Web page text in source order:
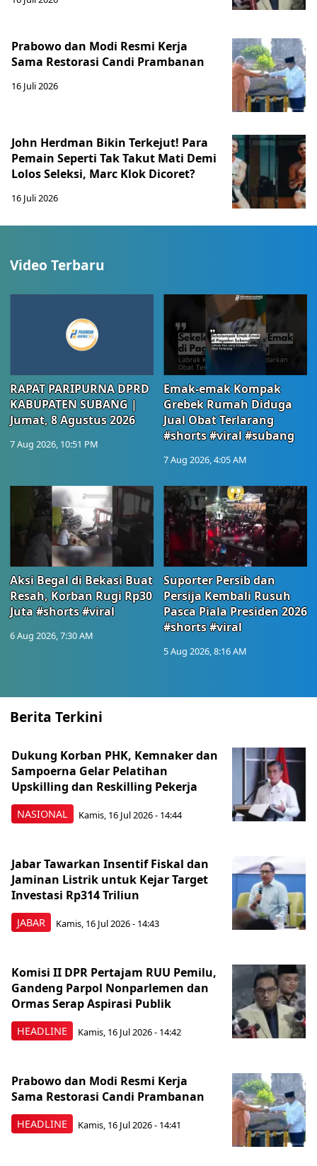
Prabowo dan Modi Resmi Kerja
Sama Restorasi Candi Prambanan
16 Juli 2026
John Herdman Bikin Terkejut! Para
Pemain Seperti Tak Takut Mati Demi
Lolos Seleksi, Marc Klok Dicoret?
16 Juli 2026
Video Terbaru
RAPAT PARIPURNA DPRD
KABUPATEN SUBANG |
Jumat, 8 Agustus 2026
7 Aug 2026, 10:51 PM
Emak-emak Kompak
Grebek Rumah Diduga
Jual Obat Terlarang
#shorts #viral #subang
7 Aug 2026, 4:05 AM
Aksi Begal di Bekasi Buat
Resah, Korban Rugi Rp30
Juta #shorts #viral
6 Aug 2026, 7:30 AM
Suporter Persib dan
Persija Kembali Rusuh
Pasca Piala Presiden 2026
#shorts #viral
5 Aug 2026, 8:16 AM
Berita Terkini
NASIONAL
Dukung Korban PHK, Kemnaker dan
Sampoerna Gelar Pelatihan
Upskilling dan Reskilling Pekerja
Kamis, 16 Jul 2026 - 14:44
JABAR
Jabar Tawarkan Insentif Fiskal dan
Jaminan Listrik untuk Kejar Target
Investasi Rp314 Triliun
Kamis, 16 Jul 2026 - 14:43
HEADLINE
Komisi II DPR Pertajam RUU Pemilu,
Gandeng Parpol Nonparlemen dan
Ormas Serap Aspirasi Publik
Kamis, 16 Jul 2026 - 14:42
HEADLINE
Prabowo dan Modi Resmi Kerja
Sama Restorasi Candi Prambanan
Kamis, 16 Jul 2026 - 14:41